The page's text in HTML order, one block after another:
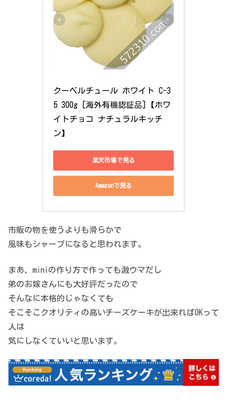
クーベルチュール ホワイト C-3
5 300g [海外有機認証品]【ホワ
イトチョコ ナチュラルキッチ
ン】
楽天市場で見る
Amazonで見る
市販の物を使うよりも滑らかで
風味もシャープになると思われます。
まあ、miniの作り方で作っても激ウマだし
弟のお嫁さんにも大好評だったので
そんなに本格的じゃなくても
そこそこクオリティの高いチーズケーキが出来ればOKって
人は
気にしなくていいと思います。